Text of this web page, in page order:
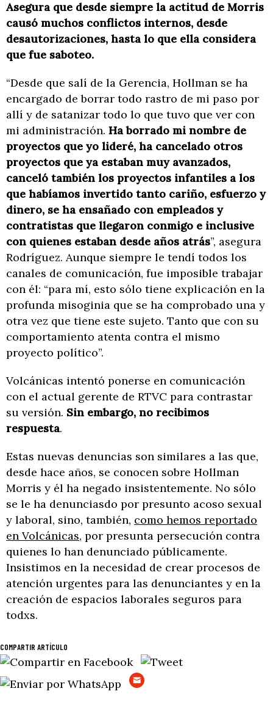
Asegura que desde siempre la actitud de Morris
causó muchos conflictos internos, desde
desautorizaciones, hasta lo que ella considera
que fue saboteo.
“Desde que salí de la Gerencia, Hollman se ha
encargado de borrar todo rastro de mi paso por
allí y de satanizar todo lo que tuvo que ver con
mi administración. Ha borrado mi nombre de
proyectos que yo lideré, ha cancelado otros
proyectos que ya estaban muy avanzados,
canceló también los proyectos infantiles a los
que habíamos invertido tanto cariño, esfuerzo y
dinero, se ha ensañado con empleados y
contratistas que llegaron conmigo e inclusive
con quienes estaban desde años atrás”, asegura
Rodríguez. Aunque siempre le tendí todos los
canales de comunicación, fue imposible trabajar
con él: “para mí, esto sólo tiene explicación en la
profunda misoginia que se ha comprobado una y
otra vez que tiene este sujeto. Tanto que con su
comportamiento atenta contra el mismo
proyecto político”.
Volcánicas intentó ponerse en comunicación
con el actual gerente de RTVC para contrastar
su versión. Sin embargo, no recibimos
respuesta.
Estas nuevas denuncias son similares a las que,
desde hace años, se conocen sobre Hollman
Morris y él ha negado insistentemente. No sólo
se le ha denunciasdo por presunto acoso sexual
y laboral, sino, también, como hemos reportado
en Volcánicas, por presunta persecución contra
quienes lo han denunciado públicamente.
Insistimos en la necesidad de crear procesos de
atención urgentes para las denunciantes y en la
creación de espacios laborales seguros para
todxs.
COMPARTIR ARTÍCULO